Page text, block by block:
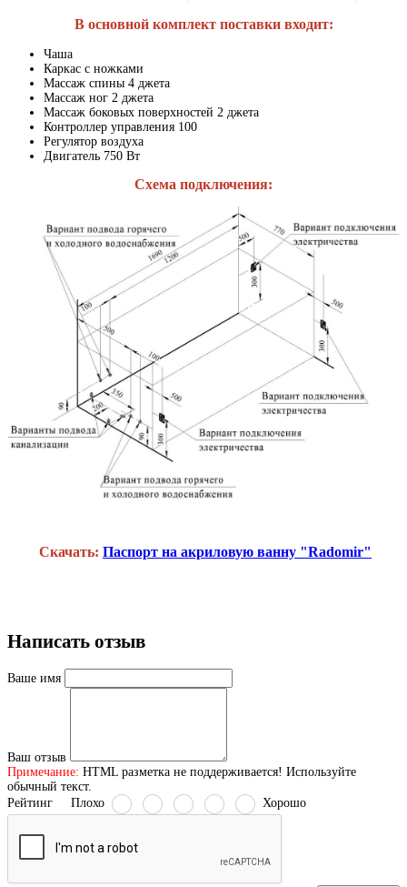
В основной комплект поставки входит:
Чаша
Каркас с ножками
Массаж спины 4 джета
Массаж ног 2 джета
Массаж боковых поверхностей 2 джета
Контроллер управления 100
Регулятор воздуха
Двигатель 750 Вт
Схема подключения:
Скачать: Паспорт на акриловую ванну "Radomir"
Написать отзыв
Ваше имя
Ваш отзыв
Примечание: HTML разметка не поддерживается! Используйте
обычный текст.
Рейтинг Плохо Хорошо